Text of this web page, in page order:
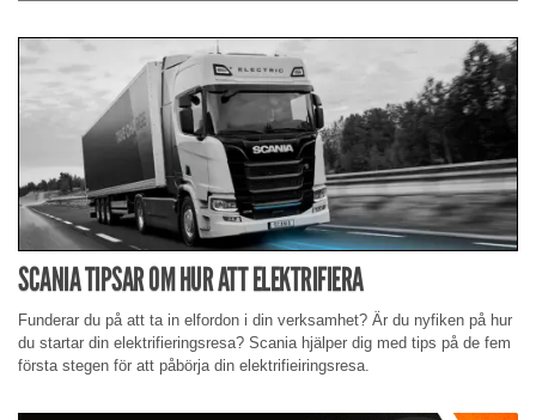
SCANIA TIPSAR OM HUR ATT ELEKTRIFIERA
Funderar du på att ta in elfordon i din verksamhet? Är du nyfiken på hur
du startar din elektrifieringsresa? Scania hjälper dig med tips på de fem
första stegen för att påbörja din elektrifieiringsresa.